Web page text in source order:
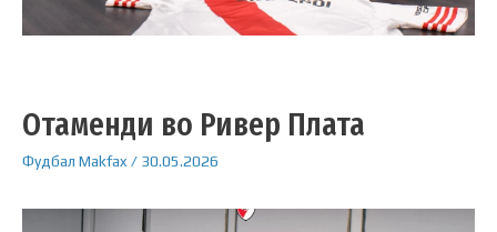
Отаменди во Ривер Плата
Фудбал Makfax / 30.05.2026